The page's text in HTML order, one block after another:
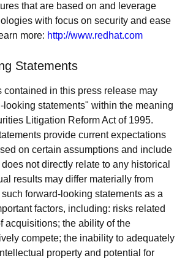
that are based on and leverage
with focus on security and ease
more: http://www.redhat.com
Statements
contained in this press release may
looking statements" within the meaning
Litigation Reform Act of 1995.
provide current expectations
on certain assumptions and include
not directly relate to any historical
results may differ materially from
forward-looking statements as a
factors, including: risks related
acquisitions; the ability of the
compete; the inability to adequately
property and potential for